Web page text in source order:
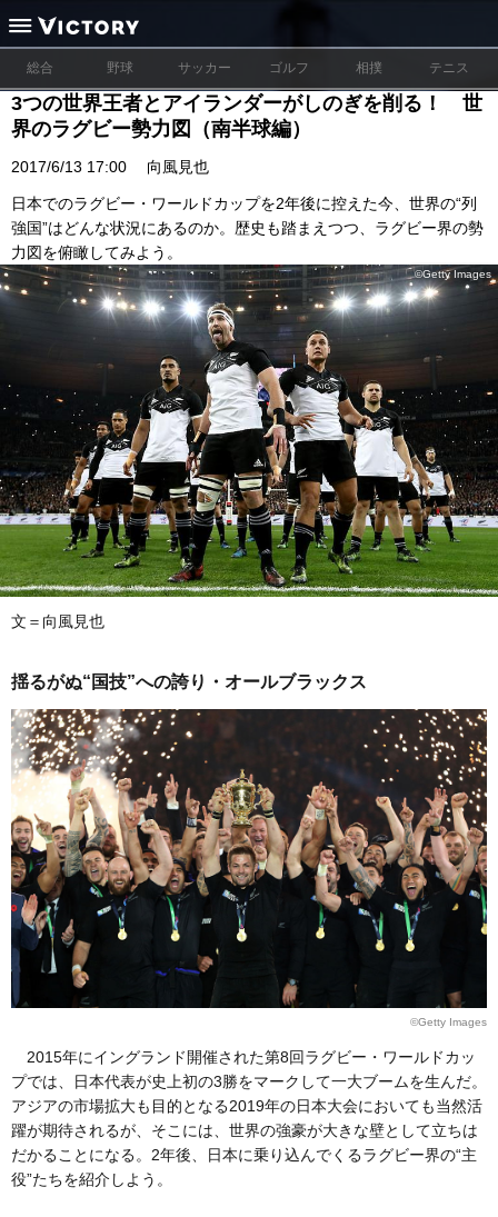
総合 野球 サッカー ゴルフ 相撲 テニス
3つの世界王者とアイランダーがしのぎを削る！ 世
界のラグビー勢力図（南半球編）
2017/6/13 17:00 向風見也
日本でのラグビー・ワールドカップを2年後に控えた今、世界の“列
強国”はどんな状況にあるのか。歴史も踏まえつつ、ラグビー界の勢
力図を俯瞰してみよう。
©Getty Images
文＝向風見也
揺るがぬ“国技”への誇り・オールブラックス
©Getty Images
2015年にイングランド開催された第8回ラグビー・ワールドカッ
プでは、日本代表が史上初の3勝をマークして一大ブームを生んだ。
アジアの市場拡大も目的となる2019年の日本大会においても当然活
躍が期待されるが、そこには、世界の強豪が大きな壁として立ちは
だかることになる。2年後、日本に乗り込んでくるラグビー界の“主
役”たちを紹介しよう。